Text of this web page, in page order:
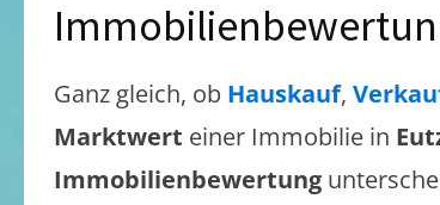
Ganz gleich, ob Hauskauf,
Marktwert einer Immobilie in
Immobilienbewertung